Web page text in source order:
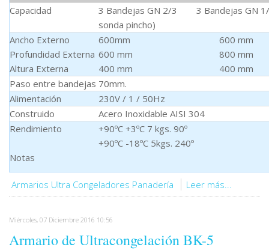
Capacidad
3 Bandejas GN 2/3 3 Bandejas GN 1/
sonda pincho)
Ancho Externo
Profundidad Externa
Altura Externa
600mm 600 mm
600 mm 800 mm
400 mm 400 mm
Paso entre bandejas 70mm.
Alimentación
230V / 1 / 50Hz
Construido
Acero Inoxidable AISI 304
Rendimiento
Notas
+90ºC +3ºC 7 kgs. 90º
+90ºC -18ºC 5kgs. 240º
Armarios Ultra Congeladores Panadería Leer más...
Miércoles, 07 Diciembre 2016 10:56
Armario de Ultracongelación BK-5